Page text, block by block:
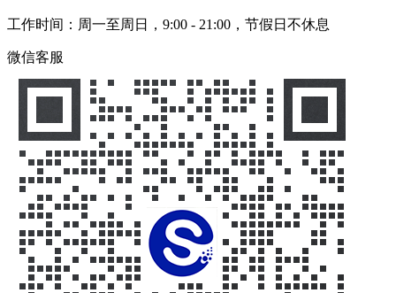
工作时间：周一至周日，9:00 - 21:00，节假日不休息
微信客服